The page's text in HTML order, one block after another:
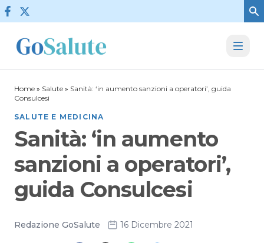
Vai al contenuto
Home » Salute » Sanità: ‘in aumento sanzioni a operatori’, guida
Consulcesi
SALUTE E MEDICINA
Sanità: ‘in aumento
sanzioni a operatori’,
guida Consulcesi
Redazione GoSalute 16 Dicembre 2021